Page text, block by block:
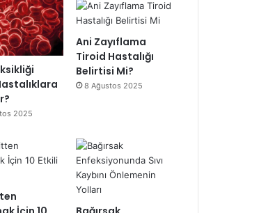
2025
Ani Zayıflama
Tiroid Hastalığı
Belirtisi Mi?
8 Ağustos 2025